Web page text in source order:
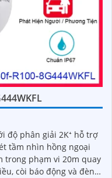
độ phân giải 2K⁺ hỗ trợ
tầm nhìn hồng ngoại
trong phạm vi 20m quay
còi báo động và đèn